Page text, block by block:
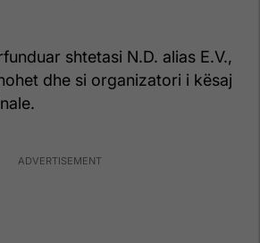
shtetasi N.D. alias E.V.,
dhe si organizatori i kësaj